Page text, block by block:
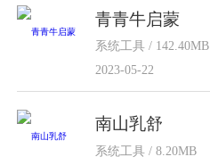
青青牛启蒙
系统工具 / 142.40MB
2023-05-22
南山乳舒
系统工具 / 8.20MB